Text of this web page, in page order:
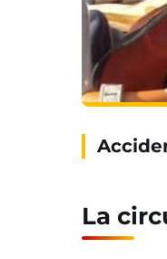
La